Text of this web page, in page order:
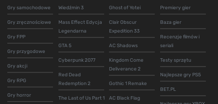
Gry samochodowe
Gry zręcznościowe
Gry FPP
Gry przygodowe
Gry akcji
Gry RPG
Gry horror
Wiedźmin 3
Mass Effect Edycja
Legendarna
GTA 5
Cyberpunk 2077
Red Dead
Redemption 2
The Last of Us Part 1
Ghost of Yotei
Clair Obscur
Expedition 33
AC Shadows
Kingdom Come
Deliverance 2
Gothic 1 Remake
AC Black Flag
Premiery gier
Baza gier
Recenzje filmów i
seriali
Testy sprzętu
Najlepsze gry PS5
BET.PL